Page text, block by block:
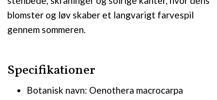
blomster og løv skaber et langvarigt farvespil
gennem sommeren.
Specifikationer
Botanisk navn: Oenothera macrocarpa